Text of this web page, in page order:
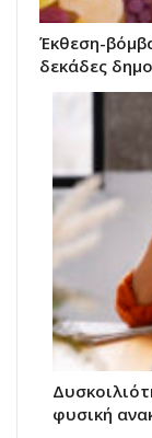
Έκθεση-
δεκάδες
φυσική